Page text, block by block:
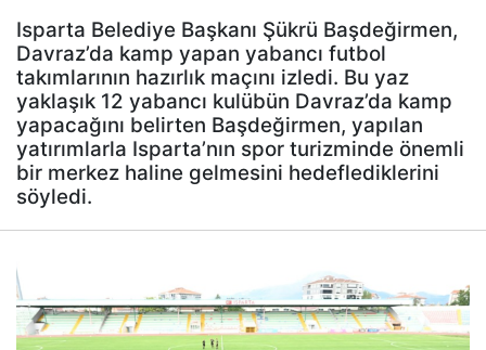
Isparta Belediye Başkanı Şükrü Başdeğirmen,
Davraz’da kamp yapan yabancı futbol
takımlarının hazırlık maçını izledi. Bu yaz
yaklaşık 12 yabancı kulübün Davraz’da kamp
yapacağını belirten Başdeğirmen, yapılan
yatırımlarla Isparta’nın spor turizminde önemli
bir merkez haline gelmesini hedeflediklerini
söyledi.